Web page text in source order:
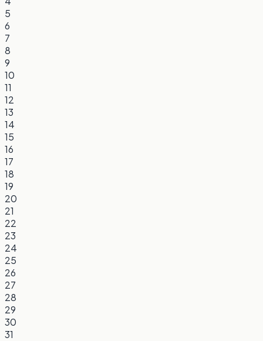
5
6
7
8
9
10
11
12
13
14
15
16
17
18
19
20
21
22
23
24
25
26
27
28
29
30
31